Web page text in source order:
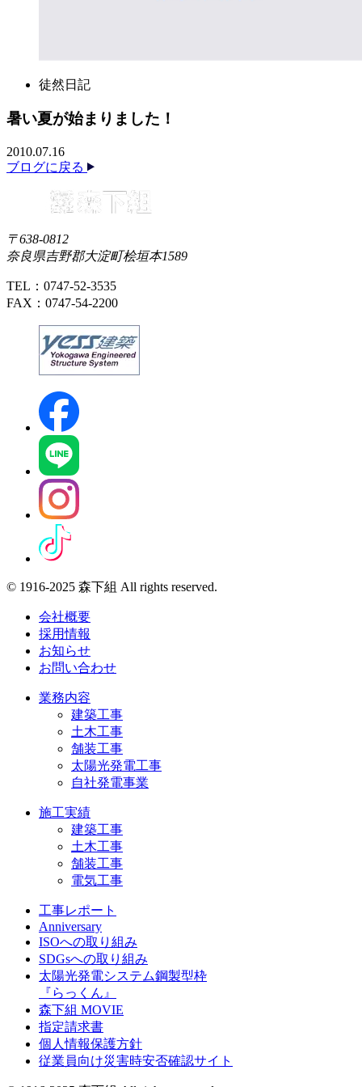
徒然日記
暑い夏が始まりました！
2010.07.16
ブログに戻る
〒638-0812
奈良県吉野郡大淀町桧垣本1589
TEL：0747-52-3535
FAX：0747-54-2200
© 1916-2025 森下組 All rights reserved.
会社概要
採用情報
お知らせ
お問い合わせ
業務内容
建築工事
土木工事
舗装工事
太陽光発電工事
自社発電事業
施工実績
建築工事
土木工事
舗装工事
電気工事
工事レポート
Anniversary
ISOへの取り組み
SDGsへの取り組み
太陽光発電システム鋼製型枠
『らっくん』
森下組 MOVIE
指定請求書
個人情報保護方針
従業員向け災害時安否確認サイト